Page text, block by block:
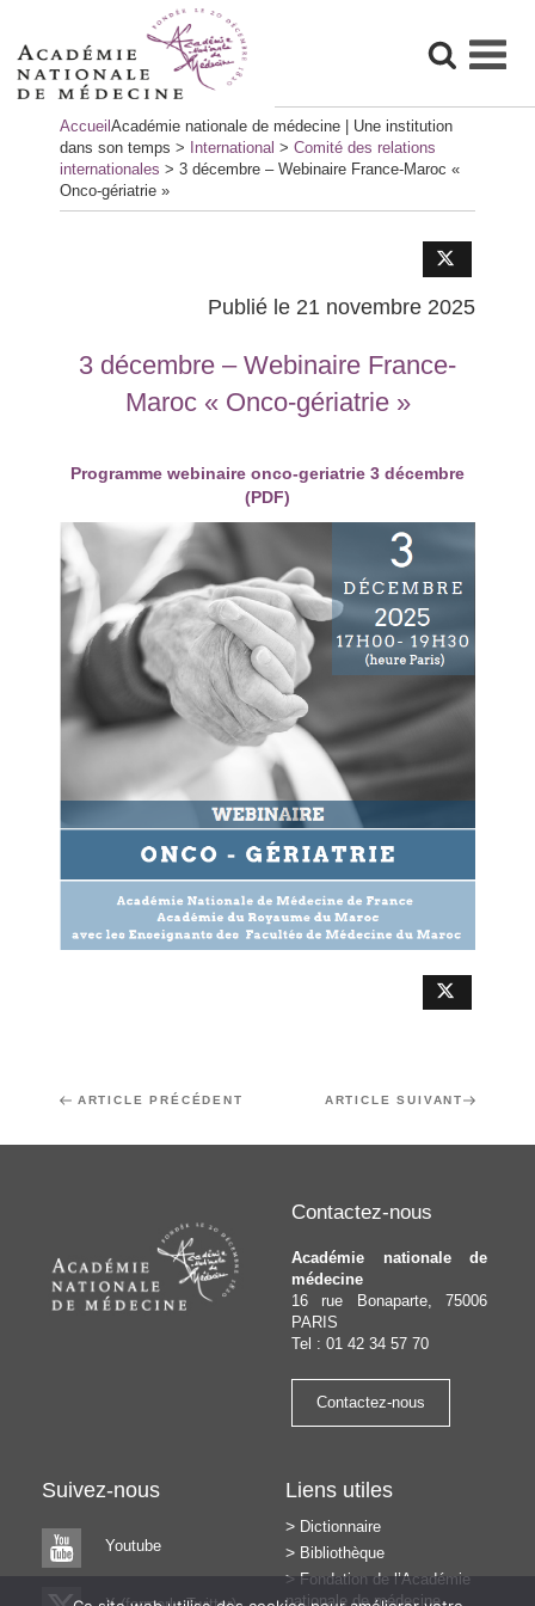
Accueil Académie nationale de médecine | Une institution
dans son temps > International > Comité des relations
internationales > 3 décembre – Webinaire France-Maroc «
Onco-gériatrie »
Publié le 21 novembre 2025
3 décembre – Webinaire France-
Maroc « Onco-gériatrie »
Programme webinaire onco-geriatrie 3 décembre
(PDF)
Navigation
l’article
Article
ARTICLE PRÉCÉDENT
Article
ARTICLE SUIVANT
Contactez-nous
Académie nationale de
médecine
16 rue Bonaparte, 75006
PARIS
Tel : 01 42 34 57 70
Contactez-nous
Suivez-nous
Youtube
Liens utiles
Dictionnaire
Bibliothèque
Fondation de l’Académie
nationale de médecine